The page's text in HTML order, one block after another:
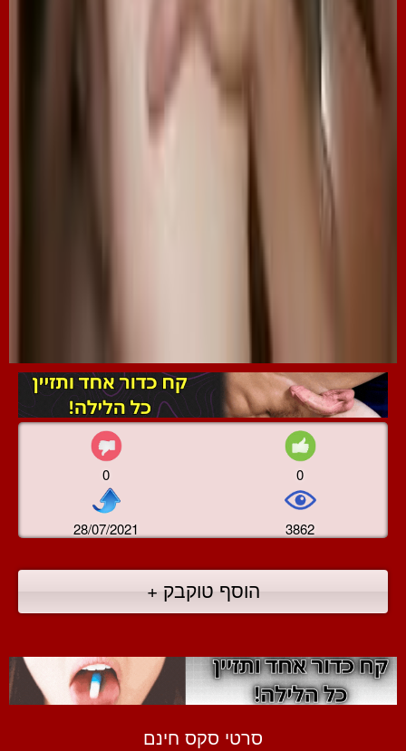
0 0
28/07/2021 3862
הוסף טוקבק +
סרטי סקס חינם